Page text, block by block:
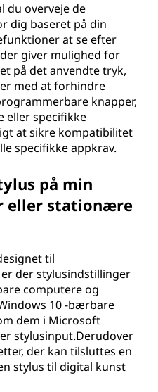
du overveje de
dig baseret på din
at se efter
giver mulighed for
på det anvendte tryk,
med at forhindre
knapper,
eller specifikke
at sikre kompatibilitet
specifikke appkrav.
på min
eller stationære
til
der stylusindstillinger
computere og
10 -bærbare
dem i Microsoft
stylusinput.Derudover
der kan tilsluttes en
stylus til digital kunst